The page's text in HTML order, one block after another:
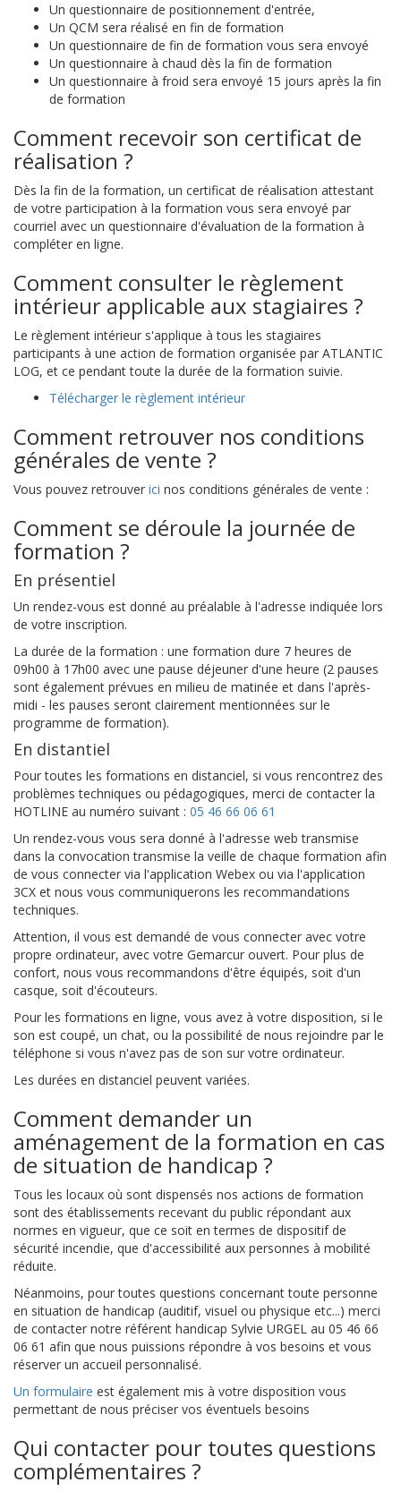
Un questionnaire de positionnement d'entrée,
Un QCM sera réalisé en fin de formation
Un questionnaire de fin de formation vous sera envoyé
Un questionnaire à chaud dès la fin de formation
Un questionnaire à froid sera envoyé 15 jours après la fin
de formation
Comment recevoir son certificat de
réalisation ?
Dès la fin de la formation, un certificat de réalisation attestant
de votre participation à la formation vous sera envoyé par
courriel avec un questionnaire d'évaluation de la formation à
compléter en ligne.
Comment consulter le règlement
intérieur applicable aux stagiaires ?
Le règlement intérieur s'applique à tous les stagiaires
participants à une action de formation organisée par ATLANTIC
LOG, et ce pendant toute la durée de la formation suivie.
Télécharger le règlement intérieur
Comment retrouver nos conditions
générales de vente ?
Vous pouvez retrouver ici nos conditions générales de vente :
Comment se déroule la journée de
formation ?
En présentiel
Un rendez-vous est donné au préalable à l'adresse indiquée lors
de votre inscription.
La durée de la formation : une formation dure 7 heures de
09h00 à 17h00 avec une pause déjeuner d'une heure (2 pauses
sont également prévues en milieu de matinée et dans l'après-
midi - les pauses seront clairement mentionnées sur le
programme de formation).
En distantiel
Pour toutes les formations en distanciel, si vous rencontrez des
problèmes techniques ou pédagogiques, merci de contacter la
HOTLINE au numéro suivant : 05 46 66 06 61
Un rendez-vous vous sera donné à l'adresse web transmise
dans la convocation transmise la veille de chaque formation afin
de vous connecter via l'application Webex ou via l'application
3CX et nous vous communiquerons les recommandations
techniques.
Attention, il vous est demandé de vous connecter avec votre
propre ordinateur, avec votre Gemarcur ouvert. Pour plus de
confort, nous vous recommandons d'être équipés, soit d'un
casque, soit d'écouteurs.
Pour les formations en ligne, vous avez à votre disposition, si le
son est coupé, un chat, ou la possibilité de nous rejoindre par le
téléphone si vous n'avez pas de son sur votre ordinateur.
Les durées en distanciel peuvent variées.
Comment demander un
aménagement de la formation en cas
de situation de handicap ?
Tous les locaux où sont dispensés nos actions de formation
sont des établissements recevant du public répondant aux
normes en vigueur, que ce soit en termes de dispositif de
sécurité incendie, que d'accessibilité aux personnes à mobilité
réduite.
Néanmoins, pour toutes questions concernant toute personne
en situation de handicap (auditif, visuel ou physique etc...) merci
de contacter notre référent handicap Sylvie URGEL au 05 46 66
06 61 afin que nous puissions répondre à vos besoins et vous
réserver un accueil personnalisé.
Un formulaire est également mis à votre disposition vous
permettant de nous préciser vos éventuels besoins
Qui contacter pour toutes questions
complémentaires ?